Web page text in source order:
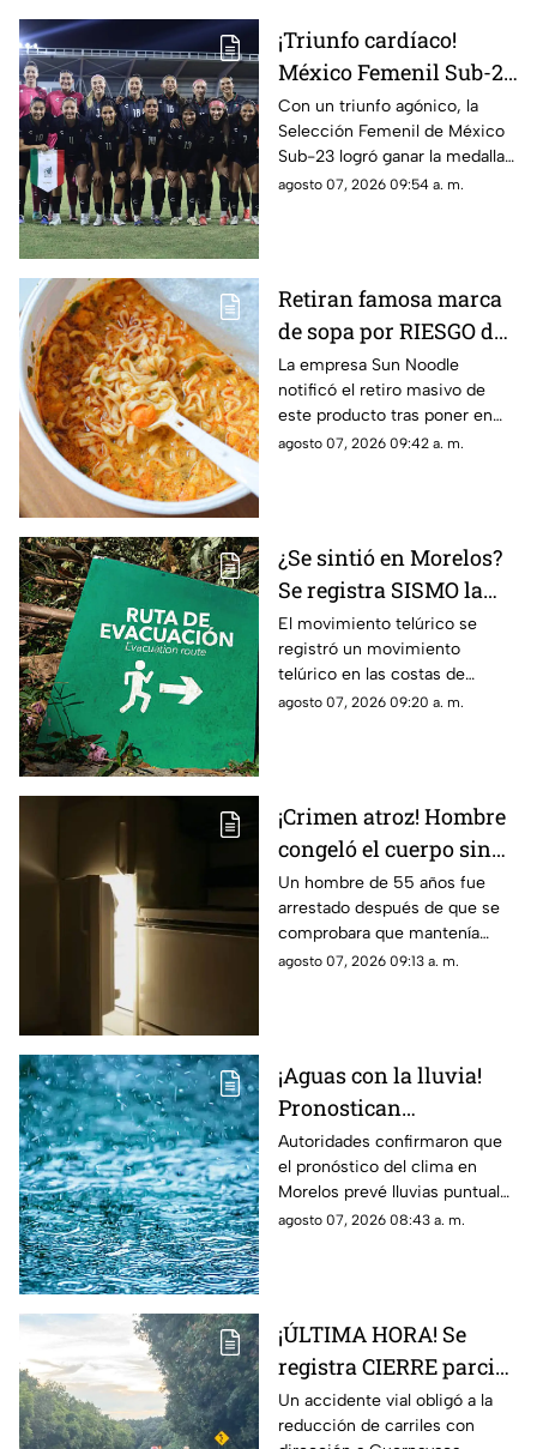
¡Triunfo cardíaco!
México Femenil Sub-23
vence en penales a
Colombia en la final de
los Juegos
Centroamericanos y del
Con un triunfo agónico, la
Selección Femenil de México
Sub-23 logró ganar la medalla
de oro en fútbol durante los
agosto 07, 2026 09:54 a. m.
Retiran famosa marca
de sopa por RIESGO de
alergia; autoridades
piden no consumir el
producto
La empresa Sun Noodle
notificó el retiro masivo de
este producto tras poner en
riesgo a una parte de la
agosto 07, 2026 09:42 a. m.
¿Se sintió en Morelos?
Se registra SISMO la
mañana de este viernes
7 de agosto
El movimiento telúrico se
registró un movimiento
telúrico en las costas de
Guerrero.
agosto 07, 2026 09:20 a. m.
¡Crimen atroz! Hombre
congeló el cuerpo sin
vida de su padre para
poder cobrar su
pensión; Lo hizo
durante más de dos
Un hombre de 55 años fue
arrestado después de que se
comprobara que mantenía
congelado el cuerpo sin vida
agosto 07, 2026 09:13 a. m.
¡Aguas con la lluvia!
Pronostican
precipitaciones muy
fuertes en Morelos
HOY; Lista de
municipios más
Autoridades confirmaron que
el pronóstico del clima en
Morelos prevé lluvias puntuales
muy fuertes de 50 a 75 mm
agosto 07, 2026 08:43 a. m.
¡ÚLTIMA HORA! Se
registra CIERRE parcial
en la autopista México-
Cuernavaca; esto pasó
Un accidente vial obligó a la
reducción de carriles con